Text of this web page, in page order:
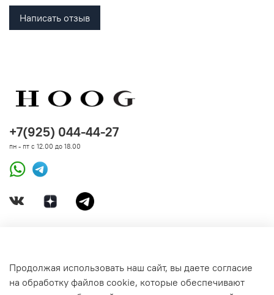
Написать отзыв
СВЯЗАТЬСЯ С НАМИ
+7(925) 044-44-27
пн - пт с 12.00 до 18.00
Продолжая использовать наш сайт, вы даете согласие
на обработку файлов cookie, которые обеспечивают